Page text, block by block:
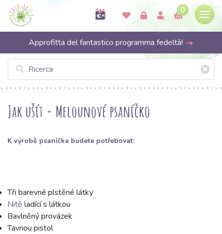
0
Approfitta del fantastico programma fedeltà!
Jak ušít - Melounové psaníčko
K výrobě psaníčka budete potřebovat:
Tři barevné plstěné látky
Nitě ladící s látkou
Bavlněný provázek
Tavnou pistol